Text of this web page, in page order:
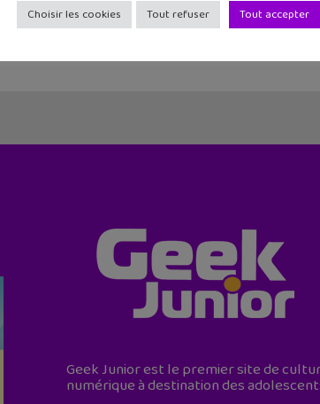
Geek Junior est le premier site de
numérique à destination des
Choisir les cookies Tout refuser Tout accepter